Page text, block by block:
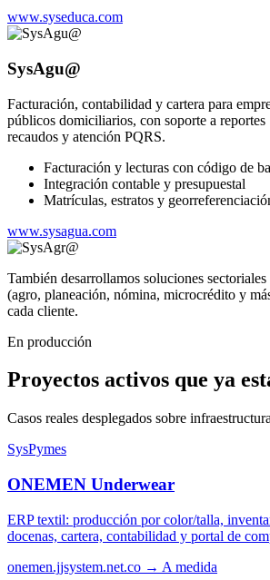
www.syseduca.com
SysAgu@
Facturación, contabilidad y cartera para
públicos domiciliarios, con soporte a reportes
recaudos y atención PQRS.
Facturación y lecturas con código de
Integración contable y presupuestal
Matrículas, estratos y
www.sysagua.com
También desarrollamos soluciones
(agro, planeación, nómina, microcrédito y
cada cliente.
En producción
Proyectos activos que ya
Casos reales desplegados sobre
SysPymes
ONEMEN Underwear
ERP textil: producción por color/talla,
docenas, cartera, contabilidad y portal de
onemen.jjsystem.net.co → A medida